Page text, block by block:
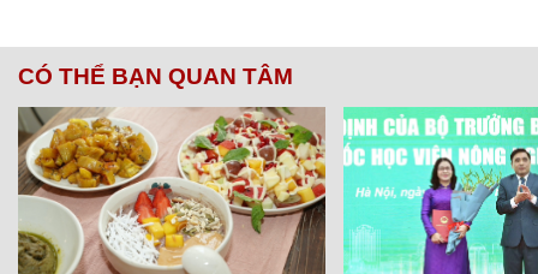
CÓ THỂ BẠN QUAN TÂM